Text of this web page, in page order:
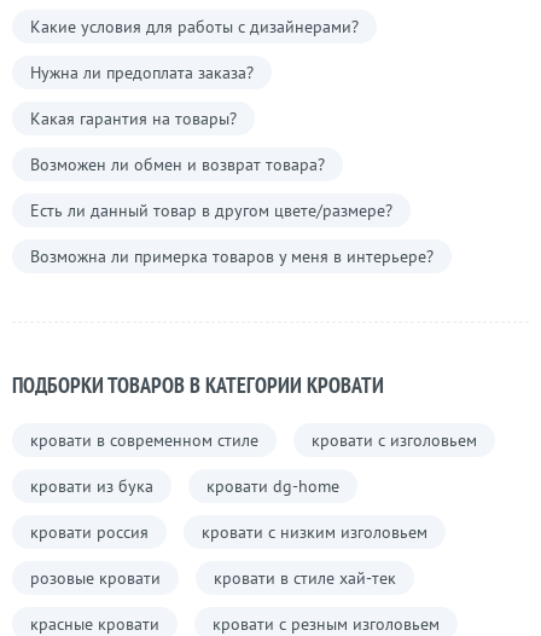
Какие условия для работы с дизайнерами?
Нужна ли предоплата заказа?
Какая гарантия на товары?
Возможен ли обмен и возврат товара?
Есть ли данный товар в другом цвете/размере?
Возможна ли примерка товаров у меня в интерьере?
ПОДБОРКИ ТОВАРОВ В КАТЕГОРИИ КРОВАТИ
кровати в современном стиле кровати с изголовьем
кровати из бука кровати dg-home
кровати россия кровати с низким изголовьем
розовые кровати кровати в стиле хай-тек
красные кровати кровати с резным изголовьем